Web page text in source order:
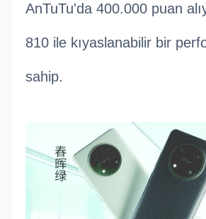
AnTuTu'da 400.000 puan
810 ile kıyaslanabilir bir
sahip.